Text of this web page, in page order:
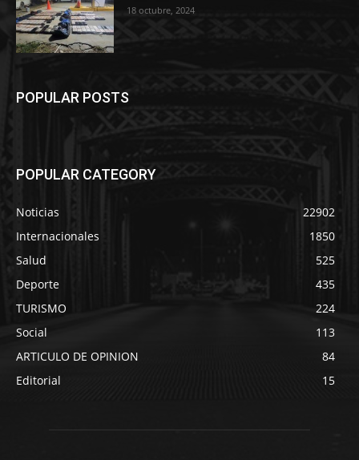
18 octubre, 2024
POPULAR POSTS
POPULAR CATEGORY
Noticias
22902
Internacionales
1850
Salud
525
Deporte
435
TURISMO
224
Social
113
ARTICULO DE OPINION
84
Editorial
15